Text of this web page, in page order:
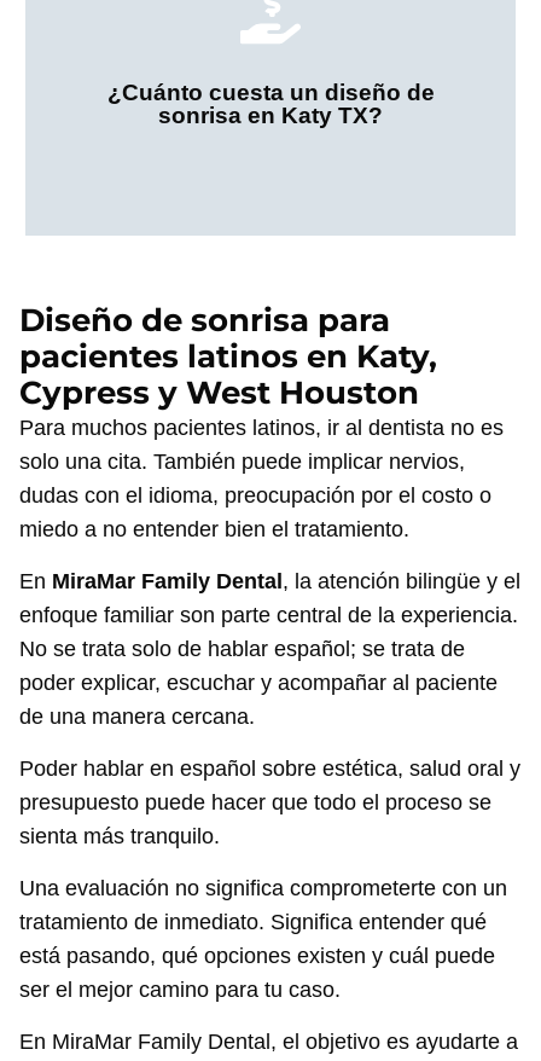
¿Cuánto cuesta un diseño de
sonrisa en Katy TX?
NO EXISTE UN PRECIO ÚNICO
No cuesta lo mismo un blanqueamiento que un plan
con alineadores transparentes,, carillas, coronas,
procedimientos. En MiraMar, sabemos que el costo
Diseño de sonrisa para
pacientes latinos en Katy,
Cypress y West Houston
Para muchos pacientes latinos, ir al dentista no es
solo una cita. También puede implicar nervios,
dudas con el idioma, preocupación por el costo o
miedo a no entender bien el tratamiento.
En MiraMar Family Dental, la atención bilingüe y el
enfoque familiar son parte central de la experiencia.
No se trata solo de hablar español; se trata de
poder explicar, escuchar y acompañar al paciente
de una manera cercana.
Poder hablar en español sobre estética, salud oral y
presupuesto puede hacer que todo el proceso se
sienta más tranquilo.
Una evaluación no significa comprometerte con un
tratamiento de inmediato. Significa entender qué
está pasando, qué opciones existen y cuál puede
ser el mejor camino para tu caso.
En MiraMar Family Dental, el objetivo es ayudarte a